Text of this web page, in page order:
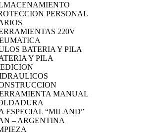
PERSONAL
220V
BATERIA Y PILA
Y PILA
MANUAL
ESPECIAL “MILAND”
– ARGENTINA